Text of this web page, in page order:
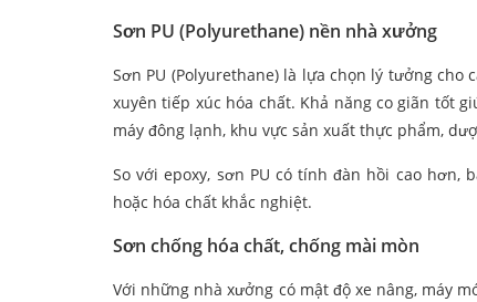
Sơn PU (Polyurethane) nền nhà xưởng
Sơn PU (Polyurethane) là lựa chọn lý tưởng
xuyên tiếp xúc hóa chất. Khả năng co giãn tốt
máy đông lạnh, khu vực sản xuất thực phẩm,
So với epoxy, sơn PU có tính đàn hồi cao
hoặc hóa chất khắc nghiệt.
Sơn chống hóa chất, chống mài mòn
Với những nhà xưởng có mật độ xe nâng, máy